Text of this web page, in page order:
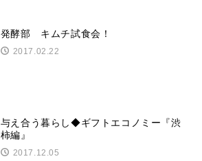
発酵部 キムチ試食会！
2017.02.22
与え合う暮らし◆ギフトエコノミー『渋
柿編』
2017.12.05